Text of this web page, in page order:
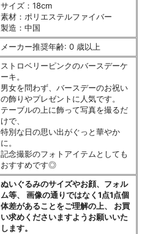
サイズ：18cm
素材：ポリエステルファイバー
製造：中国
メーカー推奨年齢: 0 歳以上
ストロベリーピンクのバースデーケ
ーキ。
男女を問わず、バースデーのお祝い
の飾りやプレゼントに人気です。
テーブルの上に飾って写真を撮るだ
けで、
特別な日の思い出がぐっと華やか
に。
記念撮影のフォトアイテムとしても
おすすめです◎
ぬいぐるみのサイズやお顔、フォル
ム等、 画像の通りではなく1点1点個
体差があることをご理解の上、 お買
い求めくださいますようお願いいた
します。